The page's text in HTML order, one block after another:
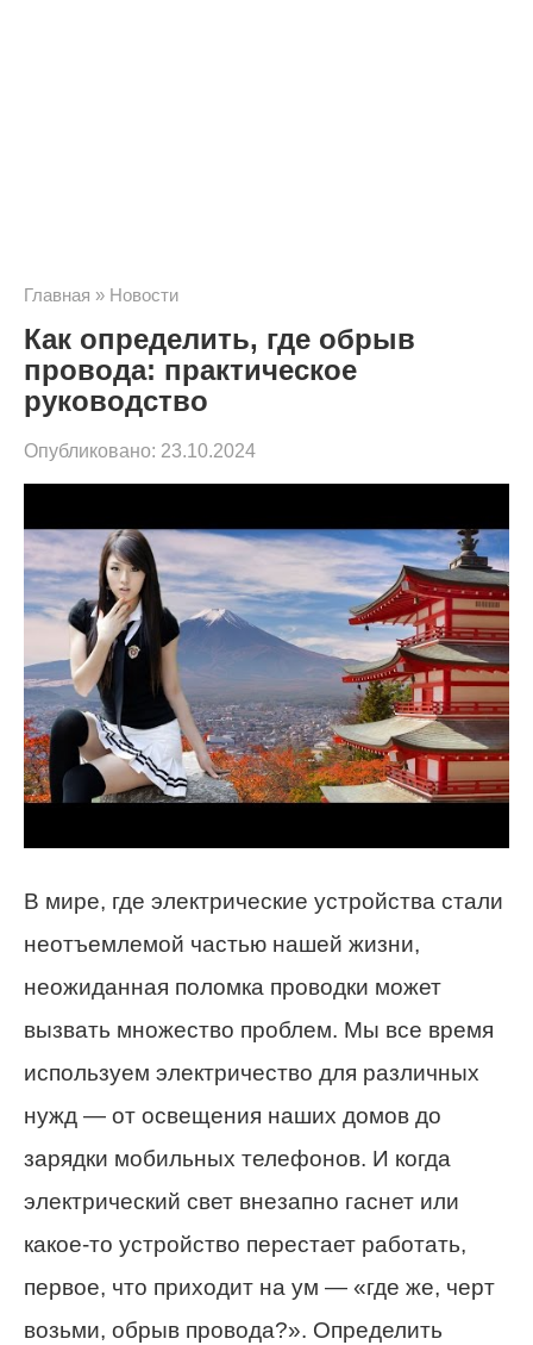
Главная » Новости
Как определить, где обрыв
провода: практическое
руководство
Опубликовано: 23.10.2024
В мире, где электрические устройства стали
неотъемлемой частью нашей жизни,
неожиданная поломка проводки может
вызвать множество проблем. Мы все время
используем электричество для различных
нужд — от освещения наших домов до
зарядки мобильных телефонов. И когда
электрический свет внезапно гаснет или
какое-то устройство перестает работать,
первое, что приходит на ум — «где же, черт
возьми, обрыв провода?». Определить